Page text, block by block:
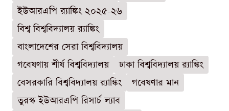
ইউআরএপি র‍্যাঙ্কিং ২০২৫-২৬
বিশ্ব বিশ্ববিদ্যালয় র‍্যাঙ্কিং
বাংলাদেশের সেরা বিশ্ববিদ্যালয়
গবেষণায় শীর্ষ বিশ্ববিদ্যালয়
ঢাকা বিশ্ববিদ্যালয় র‍্যাঙ্কিং
বেসরকারি বিশ্ববিদ্যালয় র‍্যাঙ্কিং
গবেষণার মান
তুরস্ক ইউআরএপি রিসার্চ ল্যাব